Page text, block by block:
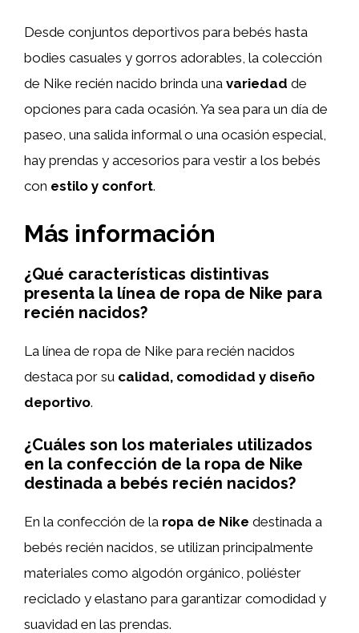
Desde conjuntos deportivos para bebés hasta
bodies casuales y gorros adorables, la colección
de Nike recién nacido brinda una variedad de
opciones para cada ocasión. Ya sea para un día de
paseo, una salida informal o una ocasión especial,
hay prendas y accesorios para vestir a los bebés
con estilo y confort.
Más información
¿Qué características distintivas
presenta la línea de ropa de Nike para
recién nacidos?
La línea de ropa de Nike para recién nacidos
destaca por su calidad, comodidad y diseño
deportivo.
¿Cuáles son los materiales utilizados
en la confección de la ropa de Nike
destinada a bebés recién nacidos?
En la confección de la ropa de Nike destinada a
bebés recién nacidos, se utilizan principalmente
materiales como algodón orgánico, poliéster
reciclado y elastano para garantizar comodidad y
suavidad en las prendas.